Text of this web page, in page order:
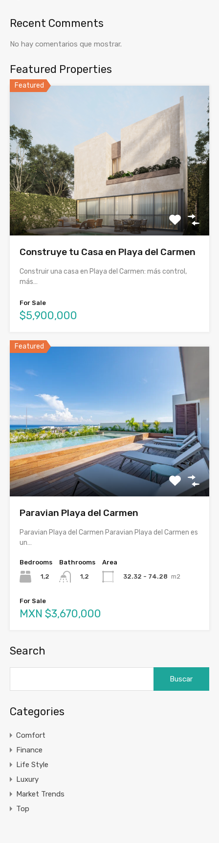
Recent Comments
No hay comentarios que mostrar.
Featured Properties
Featured
Construye tu Casa en Playa del Carmen
Construir una casa en Playa del Carmen: más control,
más…
For Sale
$5,900,000
Featured
Paravian Playa del Carmen
Paravian Playa del Carmen Paravian Playa del Carmen es
un…
Bedrooms
1,2
Bathrooms
1,2
Area
32.32 - 74.28 m2
For Sale
MXN $3,670,000
Search
Categories
Comfort
Finance
Life Style
Luxury
Market Trends
Top